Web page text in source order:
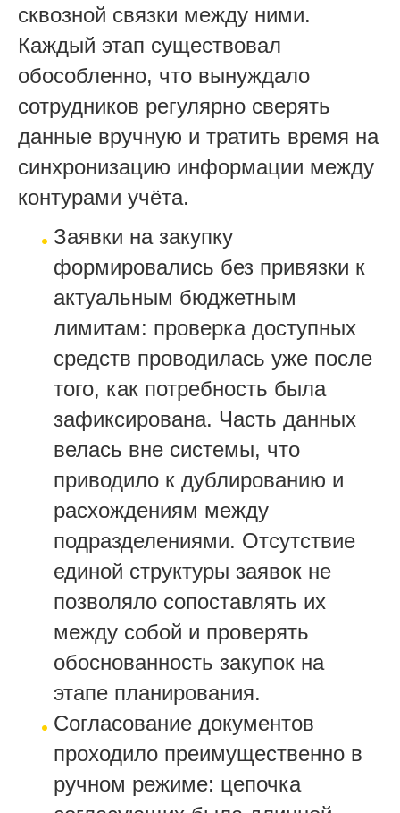
сквозной связки между ними.
Каждый этап существовал
обособленно, что вынуждало
сотрудников регулярно сверять
данные вручную и тратить время на
синхронизацию информации между
контурами учёта.
Заявки на закупку
формировались без привязки к
актуальным бюджетным
лимитам: проверка доступных
средств проводилась уже после
того, как потребность была
зафиксирована. Часть данных
велась вне системы, что
приводило к дублированию и
расхождениям между
подразделениями. Отсутствие
единой структуры заявок не
позволяло сопоставлять их
между собой и проверять
обоснованность закупок на
этапе планирования.
Согласование документов
проходило преимущественно в
ручном режиме: цепочка